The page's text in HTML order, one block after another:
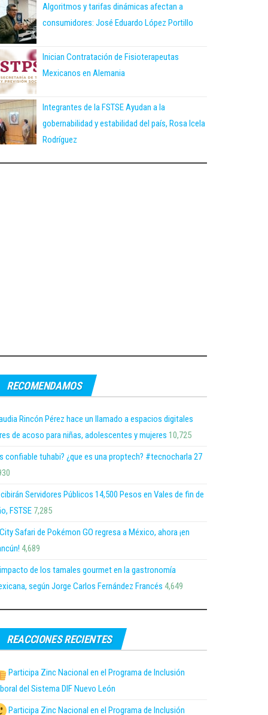
Algoritmos y tarifas dinámicas afectan a
consumidores: José Eduardo López Portillo
Inician Contratación de Fisioterapeutas
Mexicanos en Alemania
Integrantes de la FSTSE Ayudan a la
gobernabilidad y estabilidad del país, Rosa Icela
Rodríguez
RECOMENDAMOS
Rincón Pérez hace un llamado a espacios digitales
de acoso para niñas, adolescentes y mujeres 10,725
confiable tuhabi? ¿que es una proptech? #tecnocharla 27
Servidores Públicos 14,500 Pesos en Vales de fin de
FSTSE 7,285
Safari de Pokémon GO regresa a México, ahora ¡en
4,689
de los tamales gourmet en la gastronomía
según Jorge Carlos Fernández Francés 4,649
REACCIONES RECIENTES
Participa Zinc Nacional en el Programa de Inclusión
del Sistema DIF Nuevo León
Participa Zinc Nacional en el Programa de Inclusión